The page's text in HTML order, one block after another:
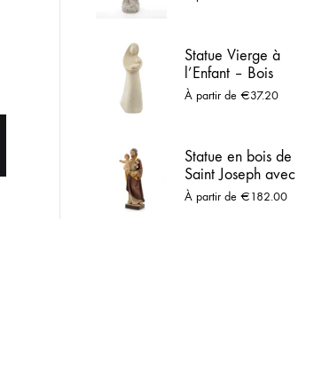
Statue Vierge à
l’Enfant – Bois
naturel – Design
À partir de €37.20
Statue en bois de
Saint Joseph avec
l’Enfant Jésus –
Peint à la main
À partir de €182.00